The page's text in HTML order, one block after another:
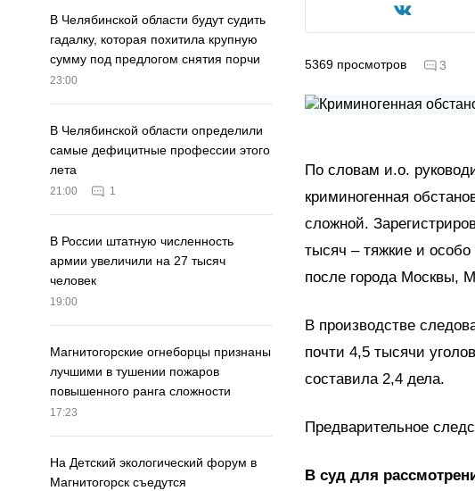
В Челябинской области будут судить
гадалку, которая похитила крупную
сумму под предлогом снятия порчи
23:00
В Челябинской области определили
самые дефицитные профессии этого
лета
21:00 1
В России штатную численность
армии увеличили на 27 тысяч
человек
19:00
Магнитогорские огнеборцы признаны
лучшими в тушении пожаров
повышенного ранга сложности
17:23
На Детский экологический форум в
Магнитогорск съедутся
5369 просмотров 3
По словам и.о.
криминогенная
сложной.
тысяч – тяжкие и
после города Москвы,
В производстве
почти 4,5 тысячи
составила 2,4 дела.
Предварительное
В суд для